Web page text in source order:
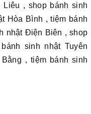
, shop bánh sinh
Hòa Bình , tiệm bánh
nhật Điện Biên , shop
sinh nhật Tuyên
, tiệm bánh sinh